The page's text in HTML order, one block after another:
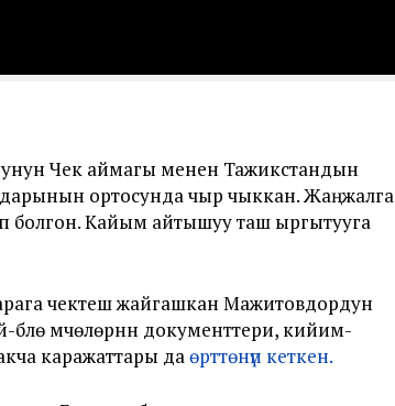
Чек аймагы менен Тажикстандын
ортосунда чыр чыккан. Жаңжалга
болгон. Кайым айтышуу таш ыргытууга
чектеш жайгашкан Мажитовдордун
бүлө мүчөлөрүнүн документтери, кийим-
каражаттары даөрттөнүп кеткен.